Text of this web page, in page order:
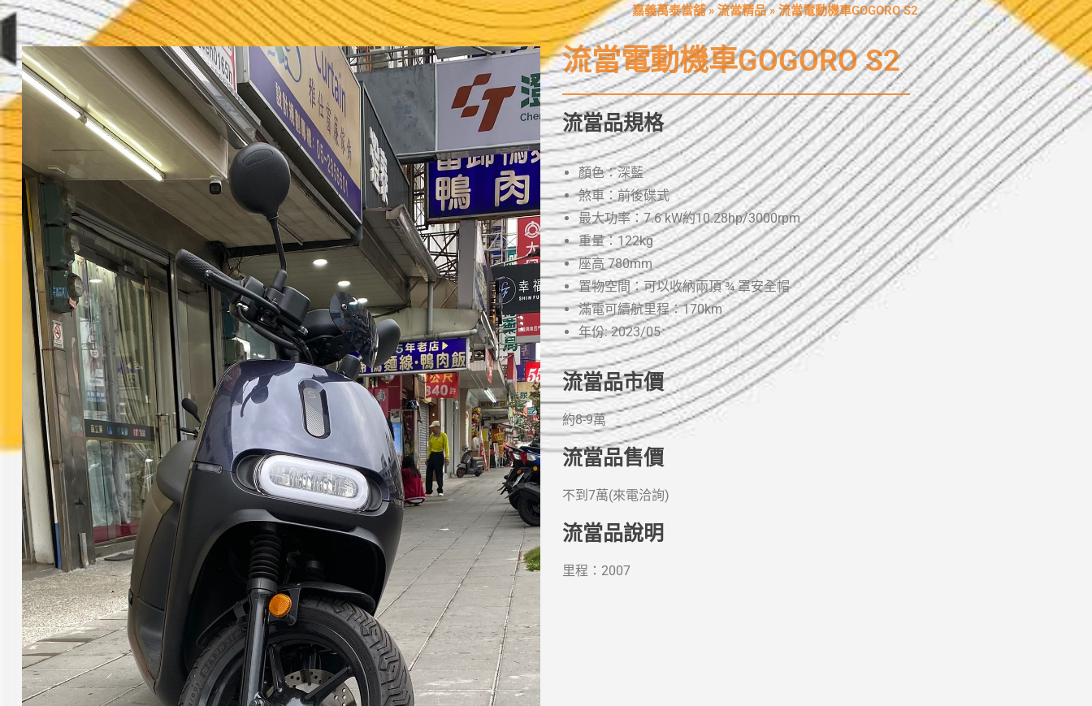
嘉義萬泰當舖» 流當精品» 流當電動機車GOGORO S2
流當電動機車GOGORO S2
流當品規格
顏色：深藍
煞車：前後碟式
最大功率：7.6 kW約10.28hp/3000rpm
重量：122kg
座高 780mm
置物空間：可以收納兩頂 ¾ 罩安全帽
滿電可續航里程：170km
年份: 2023/05
流當品市價
約8-9萬
流當品售價
不到7萬(來電洽詢)
流當品說明
里程：2007